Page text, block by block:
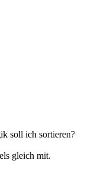
soll ich sortieren?
gleich mit.